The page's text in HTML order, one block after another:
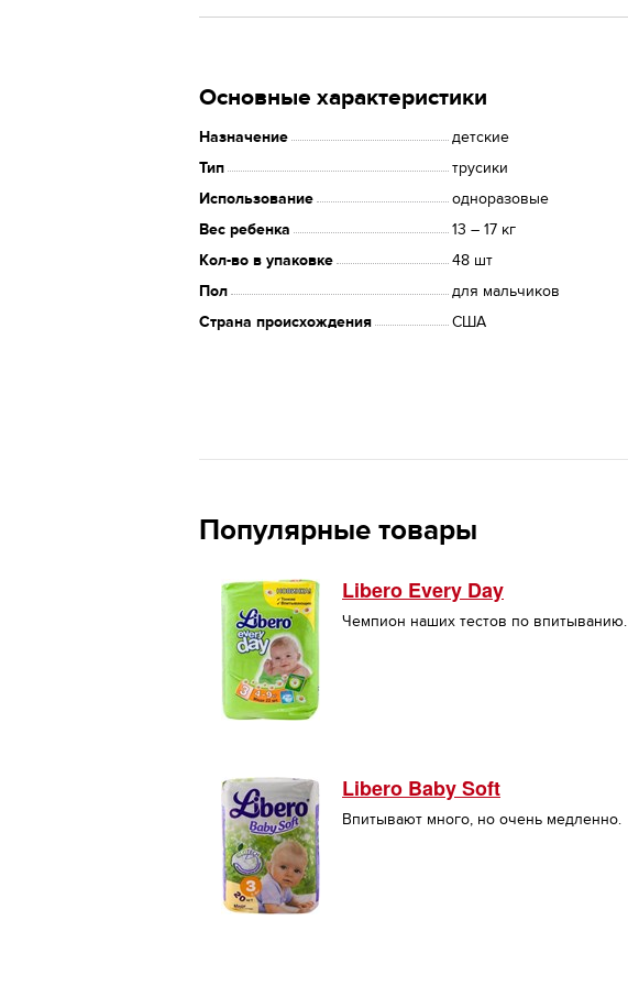
Основные характеристики
Назначение
детские
Тип
трусики
Использование
одноразовые
Вес ребенка
13 – 17 кг
Кол-во в упаковке
48 шт
Пол
для мальчиков
Страна происхождения
США
Популярные товары
Libero Every Day
Чемпион наших тестов по впитыванию.
Libero Baby Soft
Впитывают много, но очень медленно.